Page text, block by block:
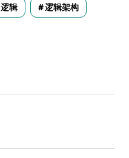
逻辑 逻辑架构